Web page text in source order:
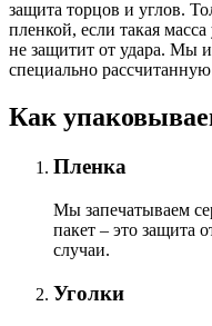
защита торцов и углов.
пленкой, если такая
не защитит от удара. Мы
специально
Как
Пленка
Мы запечатываем
пакет – это защита
случаи.
Уголки